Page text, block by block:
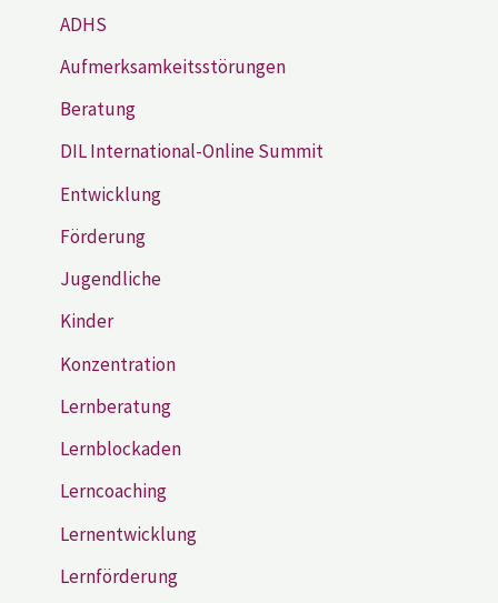
ADHS
Aufmerksamkeitsstörungen
Beratung
DIL International-Online Summit
Entwicklung
Förderung
Jugendliche
Kinder
Konzentration
Lernberatung
Lernblockaden
Lerncoaching
Lernentwicklung
Lernförderung